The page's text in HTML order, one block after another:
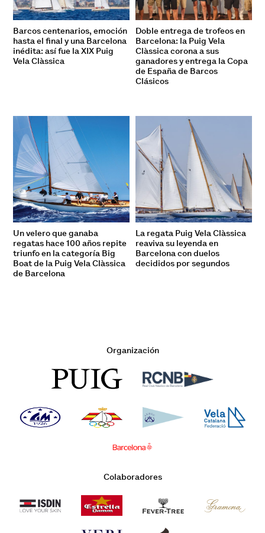
Barcos centenarios, emoción
hasta el final y una Barcelona
inédita: así fue la XIX Puig
Vela Clàssica
Doble entrega de trofeos en
Barcelona: la Puig Vela
Clàssica corona a sus
ganadores y entrega la Copa
de España de Barcos
Clásicos
Un velero que ganaba
regatas hace 100 años repite
triunfo en la categoría Big
Boat de la Puig Vela Clàssica
de Barcelona
La regata Puig Vela Clàssica
reaviva su leyenda en
Barcelona con duelos
decididos por segundos
Organización
Colaboradores